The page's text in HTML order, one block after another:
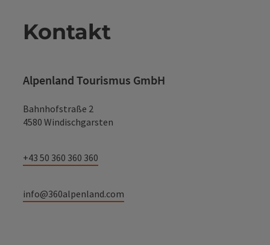
Kontakt
Alpenland Tourismus GmbH
Bahnhofstraße 2
4580 Windischgarsten
+43 50 360 360 360
info@360alpenland.com